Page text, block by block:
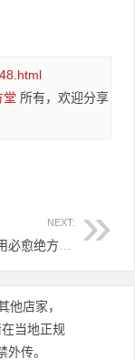
堂 所有，欢迎分享
NEXT:
他店家，
当地正规
传。